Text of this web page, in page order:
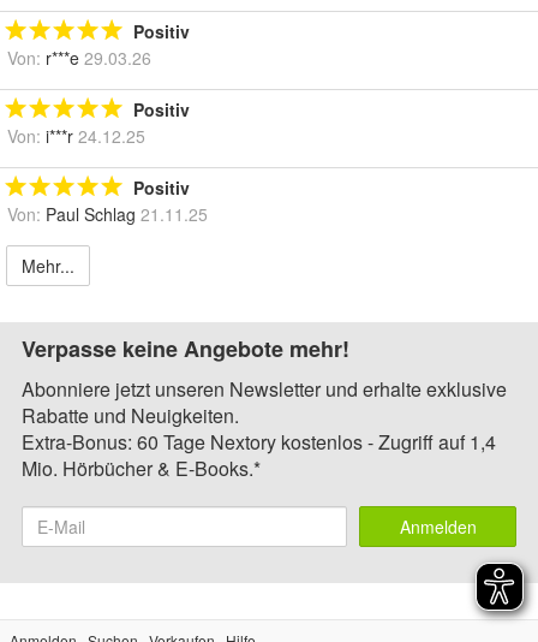
Positiv
Von: r***e 29.03.26
Positiv
Von: i***r 24.12.25
Positiv
Von: Paul Schlag 21.11.25
Mehr...
Verpasse keine Angebote mehr!
Abonniere jetzt unseren Newsletter und erhalte exklusive
Rabatte und Neuigkeiten.
Extra-Bonus: 60 Tage Nextory kostenlos - Zugriff auf 1,4
Mio. Hörbücher & E-Books.*
Anmelden